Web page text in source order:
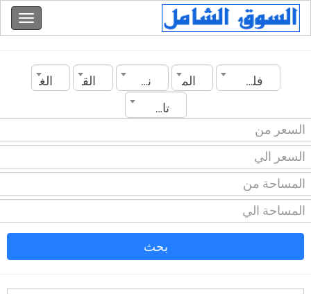
فلسطين المدينة نوع العقار القسم
الغرف
تاريخ الانشاء
بحث